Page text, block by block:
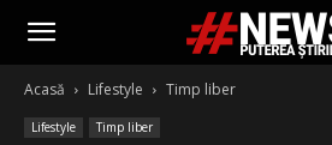
Acasă Lifestyle Timp liber
Lifestyle Timp liber